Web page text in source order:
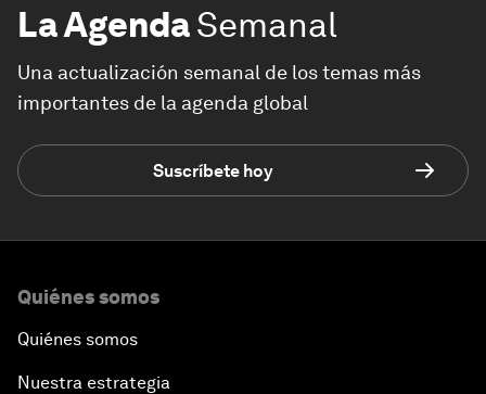
La AgendaSemanal
Una actualización semanal de los temas más
importantes de la agenda global
Suscríbete hoy
Quiénes somos
Quiénes somos
Nuestra estrategia